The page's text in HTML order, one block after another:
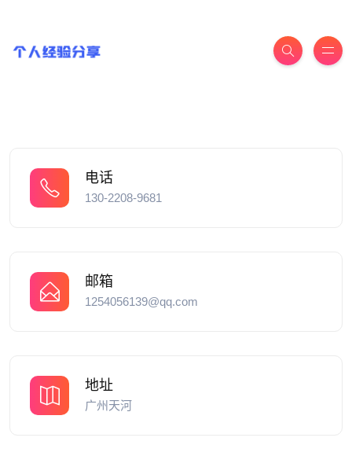
电话
130-2208-9681
邮箱
1254056139@qq.com
地址
广州天河